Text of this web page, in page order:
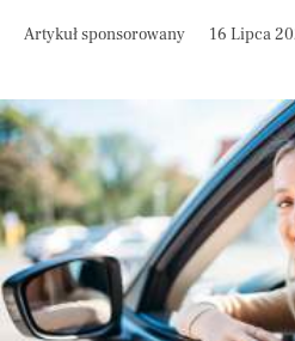
Artykuł sponsorowany 16 Lipca